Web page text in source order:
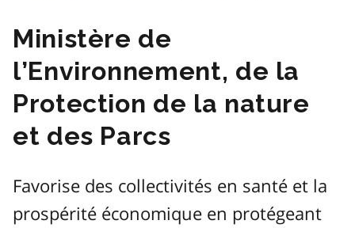
Ministère de
l’Environnement, de la
Protection de la nature
et des Parcs
Favorise des collectivités en santé et la
prospérité économique en protégeant